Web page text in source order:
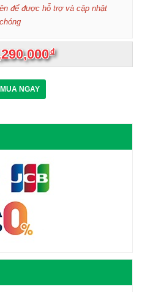
để được hỗ trợ và cập nhật
đ
MUA NGAY